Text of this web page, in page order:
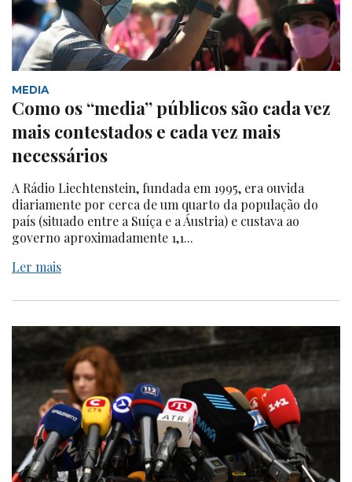
MEDIA
Como os “media” públicos são cada vez
mais contestados e cada vez mais
necessários
A Rádio Liechtenstein, fundada em 1995, era ouvida
diariamente por cerca de um quarto da população do
país (situado entre a Suíça e a Áustria) e custava ao
governo aproximadamente 1,1...
Ler mais